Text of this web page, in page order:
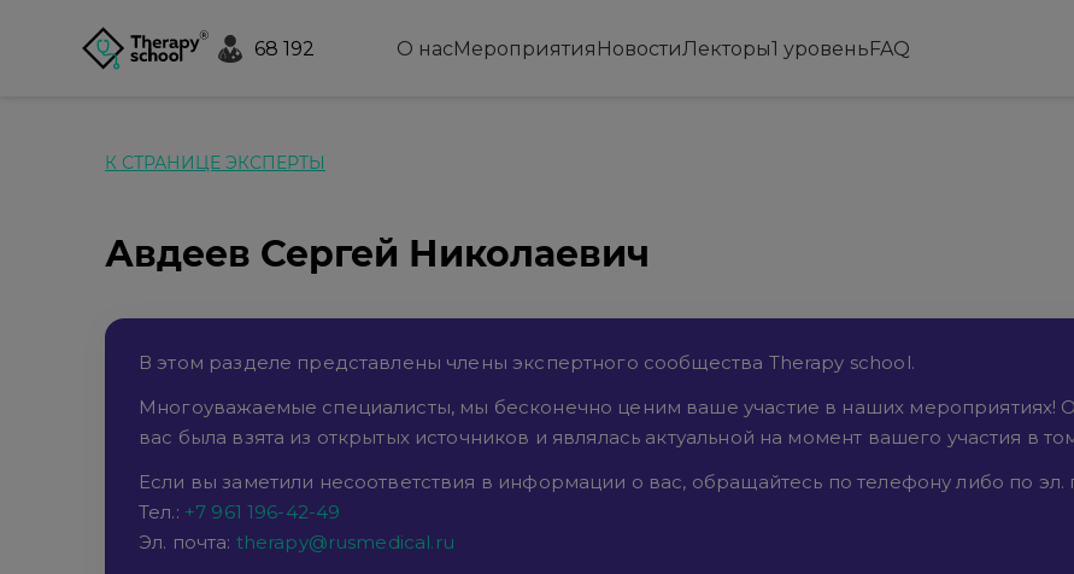
68 192 О насМероприятия НовостиЛекторы1 уровеньFAQ
К СТРАНИЦЕ ЭКСПЕРТЫ
Авдеев Сергей Николаевич
В этом разделе представлены члены экспертного сообщества Therapy school.
Многоуважаемые специалисты, мы бесконечно ценим ваше участие в наших
вас была взята из открытых источников и являлась актуальной на момент вашего участия в
Если вы заметили несоответствия в информации о вас, обращайтесь по телефону либо по эл.
Тел.: +7 961 196-42-49
Эл. почта: therapy@rusmedical.ru